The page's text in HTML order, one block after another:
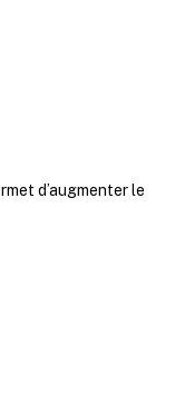
d’augmenter le